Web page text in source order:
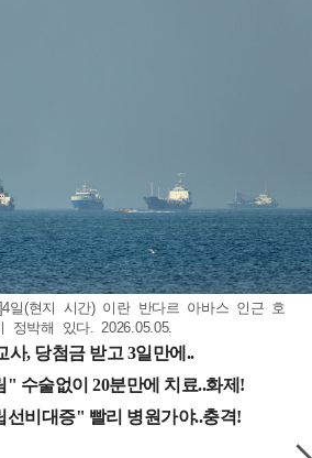
일(현지 시간) 이란 반다르 아바스 인근 호
정박해 있다. 2026.05.05.